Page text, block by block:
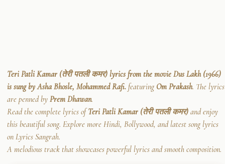
Teri Patli Kamar (तेरी पतली कमर) lyrics from the movie Dus Lakh (1966)
is sung by Asha Bhosle, Mohammed Rafi. featuring Om Prakash. The lyrics
are penned by Prem Dhawan.
Read the complete lyrics ofTeri Patli Kamar (तेरी पतली कमर) and enjoy
this beautiful song. Explore more Hindi, Bollywood, and latest song lyrics
on Lyrics Sangrah.
A melodious track that showcases powerful lyrics and smooth composition.